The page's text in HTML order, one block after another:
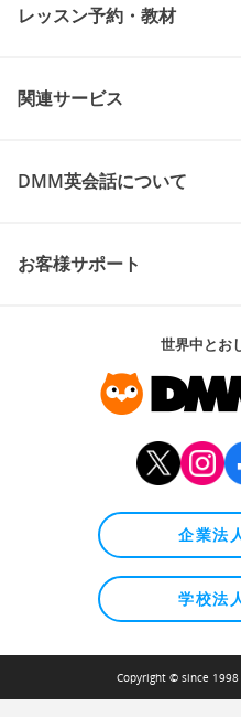
レッスン予約・教材
関連サービス
DMM英会話について
お客様サポート
世界中とお
企業法
学校法
Copyright © since 1998